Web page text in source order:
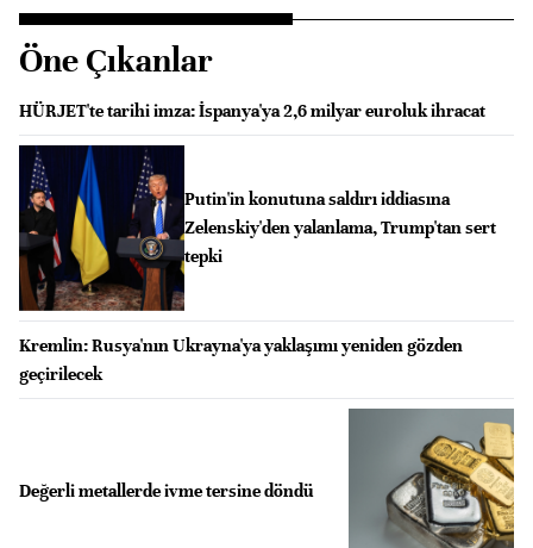
Öne Çıkanlar
HÜRJET'te tarihi imza: İspanya'ya 2,6 milyar euroluk ihracat
Putin'in konutuna saldırı iddiasına
Zelenskiy'den yalanlama, Trump'tan sert
tepki
Kremlin: Rusya'nın Ukrayna'ya yaklaşımı yeniden gözden
geçirilecek
Değerli metallerde ivme tersine döndü